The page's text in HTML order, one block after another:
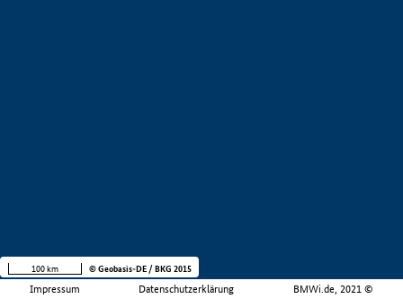
Impressum Datenschutzerklärung BMWi.de, 2021 ©
100 km © Geobasis-DE / BKG 2015